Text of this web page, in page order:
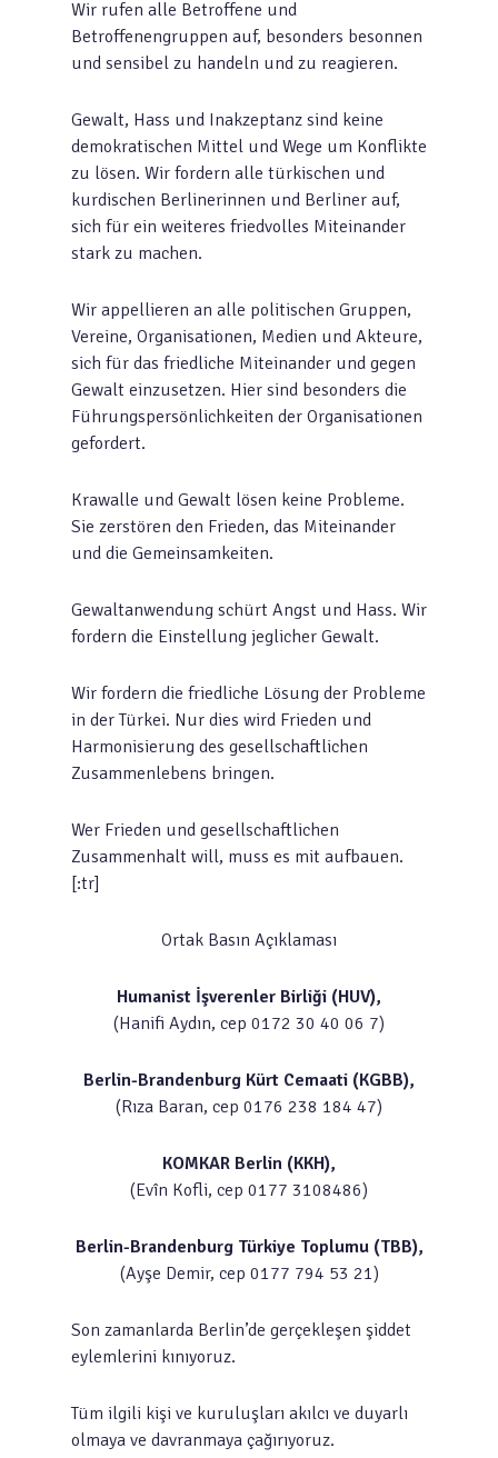
Wir rufen alle Betroffene und
Betroffenengruppen auf, besonders besonnen
und sensibel zu handeln und zu reagieren.
Gewalt, Hass und Inakzeptanz sind keine
demokratischen Mittel und Wege um Konflikte
zu lösen. Wir fordern alle türkischen und
kurdischen Berlinerinnen und Berliner auf,
sich für ein weiteres friedvolles Miteinander
stark zu machen.
Wir appellieren an alle politischen Gruppen,
Vereine, Organisationen, Medien und Akteure,
sich für das friedliche Miteinander und gegen
Gewalt einzusetzen. Hier sind besonders die
Führungspersönlichkeiten der Organisationen
gefordert.
Krawalle und Gewalt lösen keine Probleme.
Sie zerstören den Frieden, das Miteinander
und die Gemeinsamkeiten.
Gewaltanwendung schürt Angst und Hass. Wir
fordern die Einstellung jeglicher Gewalt.
Wir fordern die friedliche Lösung der Probleme
in der Türkei. Nur dies wird Frieden und
Harmonisierung des gesellschaftlichen
Zusammenlebens bringen.
Wer Frieden und gesellschaftlichen
Zusammenhalt will, muss es mit aufbauen.
[:tr]
Ortak Basın Açıklaması
Humanist İşverenler Birliği (HUV),
(Hanifi Aydın, cep 0172 30 40 06 7)
Berlin-Brandenburg Kürt Cemaati (KGBB),
(Rıza Baran, cep 0176 238 184 47)
KOMKAR Berlin (KKH),
(Evîn Kofli, cep 0177 3108486)
Berlin-Brandenburg Türkiye Toplumu (TBB),
(Ayşe Demir, cep 0177 794 53 21)
Son zamanlarda Berlin’de gerçekleşen şiddet
eylemlerini kınıyoruz.
Tüm ilgili kişi ve kuruluşları akılcı ve duyarlı
olmaya ve davranmaya çağırıyoruz.